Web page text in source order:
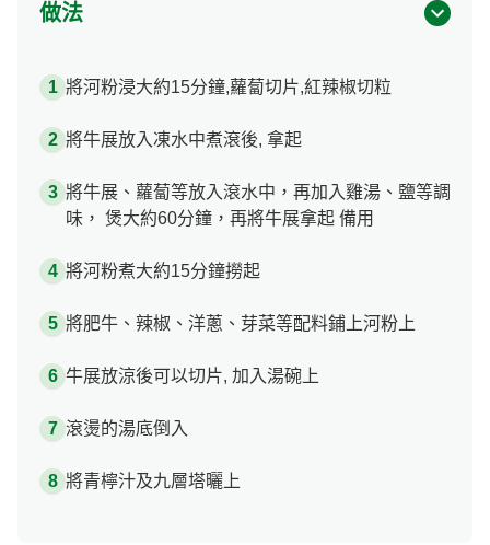
做法
將河粉浸大約15分鐘,蘿蔔切片,紅辣椒切粒
將牛展放入凍水中煮滾後, 拿起
將牛展、蘿蔔等放入滾水中，再加入雞湯、鹽等調
味， 煲大約60分鐘，再將牛展拿起 備用
將河粉煮大約15分鐘撈起
將肥牛、辣椒、洋蔥、芽菜等配料鋪上河粉上
牛展放涼後可以切片, 加入湯碗上
滾燙的湯底倒入
將青檸汁及九層塔曬上